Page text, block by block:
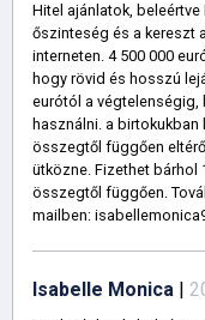
Hitel ajánlatok,
őszinteség és a kereszt
interneten. 4 500 000
hogy rövid és hosszú
eurótól a végtelenségig,
használni. a
összegtől függően
ütközne. Fizethet bárhol
összegtől függően.
mailben:
Isabelle Monica |